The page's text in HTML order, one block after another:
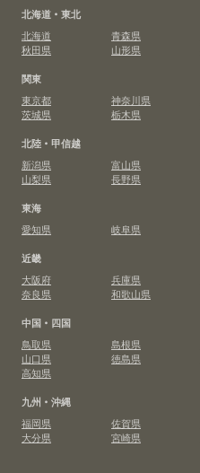
北海道・東北
北海道
青森県
秋田県
山形県
関東
東京都
神奈川県
茨城県
栃木県
北陸・甲信越
新潟県
富山県
山梨県
長野県
東海
愛知県
岐阜県
近畿
大阪府
兵庫県
奈良県
和歌山県
中国・四国
鳥取県
島根県
山口県
徳島県
高知県
九州・沖縄
福岡県
佐賀県
大分県
宮崎県